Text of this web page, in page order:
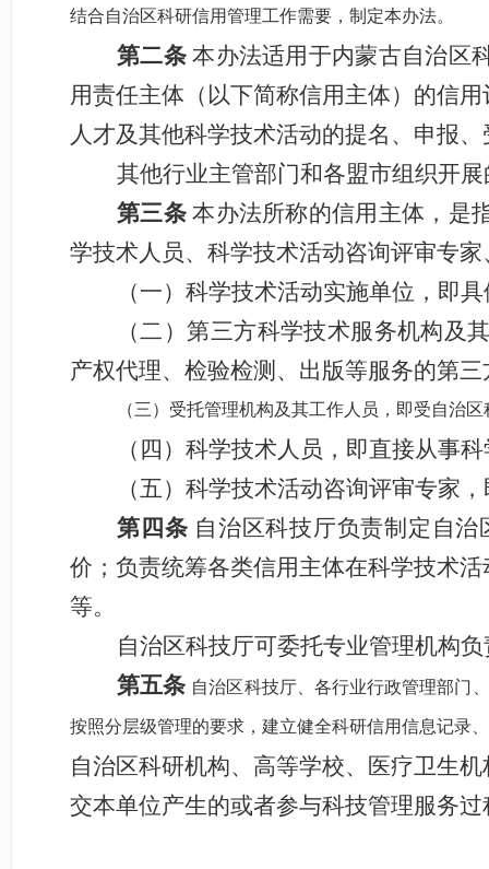
结合自治区科研信用管理工作需要，制定本办法。
第二条 本办法适用于内蒙古自治区
用责任主体（以下简称信用主体）的信
人才及其他科学技术活动的提名、申报
其他行业主管部门和各盟市组织开
第三条 本办法所称的信用主体，是
学技术人员、科学技术活动咨询评审专
（一）科学技术活动实施单位，即
（二）第三方科学技术服务机构
产权代理、检验检测、出版等服务的第
（三）受托管理机构及其工作人员，即受自治
（四）科学技术人员，即直接从事
（五）科学技术活动咨询评审专家
第四条 自治区科技厅负责制定自
价；负责统筹各类信用主体在科学技术
等。
自治区科技厅可委托专业管理机构负
第五条 自治区科技厅、各行业行政管理部门
按照分层级管理的要求，建立健全科研信用信息记录
自治区科研机构、高等学校、医疗卫生
交本单位产生的或者参与科技管理服务